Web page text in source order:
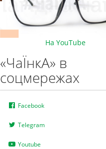
На YouTube
«ЧаЇнкА» в
соцмережах
Facebook
Telegram
Youtube